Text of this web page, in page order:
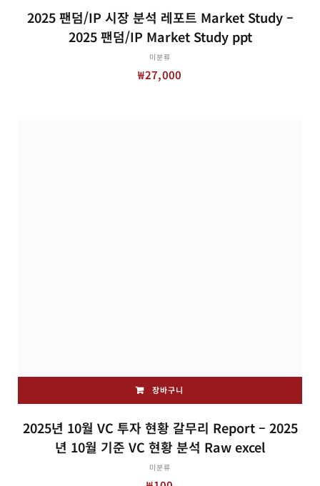
2025 팬덤/IP 시장 분석 레포트 Market Study –
2025 팬덤/IP Market Study ppt
미분류
₩27,000
장바구니
2025년 10월 VC 투자 현황 갈무리 Report – 2025
년 10월 기준 VC 현황 분석 Raw excel
미분류